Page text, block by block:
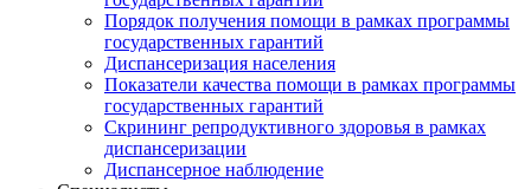
Порядок получения помощи в рамках программы
государственных гарантий
Диспансеризация населения
Показатели качества помощи в рамках программы
государственных гарантий
Скрининг репродуктивного здоровья в рамках
диспансеризации
Диспансерное наблюдение